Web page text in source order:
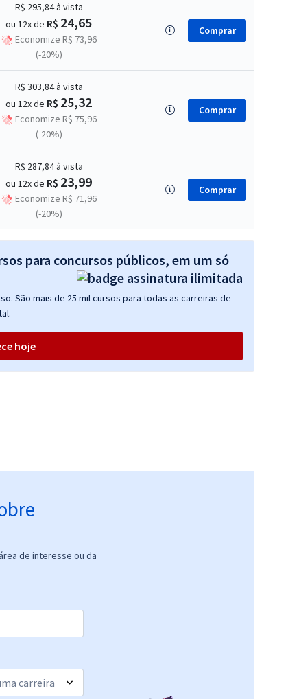
R$ 295,84à vista
ou 12x de R$ 24,65
Economize R$ 73,96
(-20%)
Comprar
R$ 303,84à vista
ou 12x de R$ 25,32
Economize R$ 75,96
(-20%)
Comprar
R$ 287,84à vista
ou 12x de R$ 23,99
Economize R$ 71,96
(-20%)
Comprar
para concursos públicos, em um só
São mais de 25 mil cursos para todas as carreiras de
hoje
de interesse ou da